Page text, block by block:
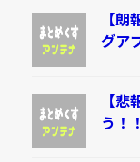
【
グア
【
う！